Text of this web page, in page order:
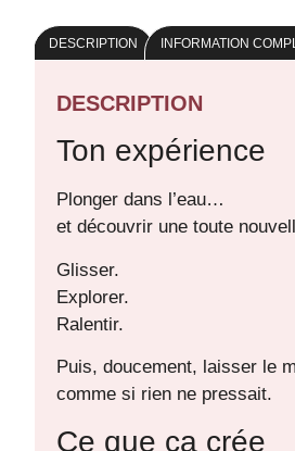
DESCRIPTION INFORMATION
DESCRIPTION
Ton expérience
Plonger dans l’eau…
et découvrir une toute
Glisser.
Explorer.
Ralentir.
Puis, doucement, laisser le
comme si rien ne pressait.
Ce que ça crée